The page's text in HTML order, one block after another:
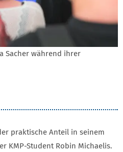
Sacher während ihrer
praktische Anteil in seinem
KMP-Student Robin Michaelis.